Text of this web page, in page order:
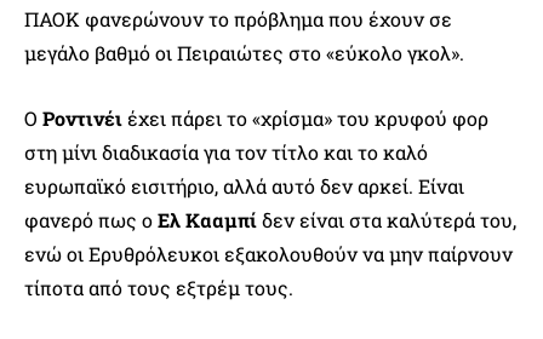
ΠΑΟΚ φανερώνουν το πρόβλημα που έχουν σε
μεγάλο βαθμό οι Πειραιώτες στο «εύκολο γκολ».
Ο Ροντινέιέχει πάρει το «χρίσμα» του κρυφού φορ
στη μίνι διαδικασία για τον τίτλο και το καλό
ευρωπαϊκό εισιτήριο, αλλά αυτό δεν αρκεί. Είναι
φανερό πως οΕλ Κααμπίδεν είναι στα καλύτερά του,
ενώ οι Ερυθρόλευκοι εξακολουθούν να μην παίρνουν
τίποτα από τους εξτρέμ τους.